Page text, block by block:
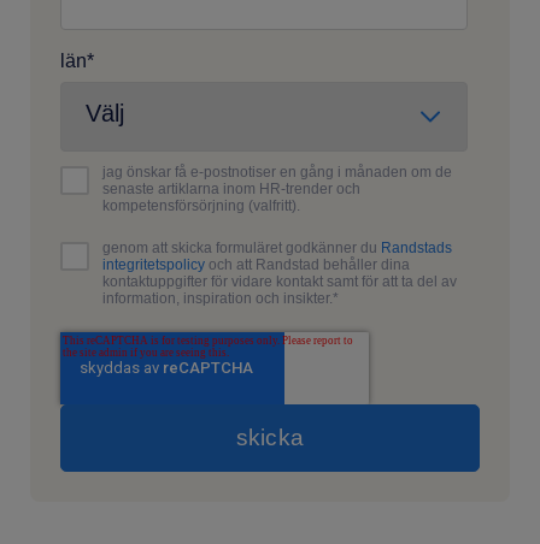
län*
jag önskar få e-postnotiser en gång i månaden om de
senaste artiklarna inom HR-trender och
kompetensförsörjning (valfritt).
genom att skicka formuläret godkänner du Randstads
integritetspolicy och att Randstad behåller dina
kontaktuppgifter för vidare kontakt samt för att ta del av
information, inspiration och insikter.*